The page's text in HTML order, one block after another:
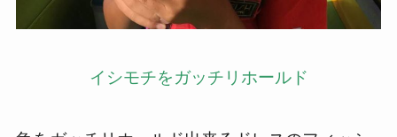
イシモチをガッチリホールド